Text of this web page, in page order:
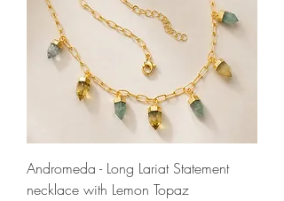
Andromeda - Long Lariat Statement
necklace with Lemon Topaz